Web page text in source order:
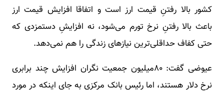
کشور بالا رفتنِ قیمت ارز است و اتفاقا افزایش قیمت ارز
باعث بالا رفتنِ نرخ تورم می‌شود، نه افزایشِ دستمزدی که
حتی کفاف حداقلی‌ترین نیازهای زندگی را هم نمی‌دهد.
عیوضی گفت: ۸۰میلیون جمعیت نگران افزایش چند برابری
نرخ دلار هستند، اما رئیس بانک مرکزی به جای اینکه در مورد